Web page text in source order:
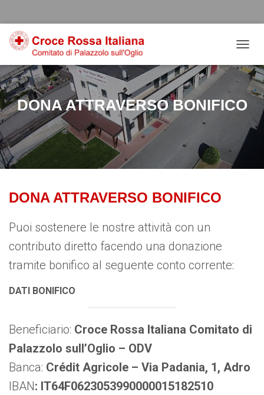
contenuto
navigazione
footer
DONA ATTRAVERSO BONIFICO
DONA ATTRAVERSO BONIFICO
Puoi sostenere le nostre attività con un
contributo diretto facendo una donazione
tramite bonifico al seguente conto corrente:
DATI BONIFICO
Beneficiario: Croce Rossa Italiana Comitato di
Palazzolo sull’Oglio – ODV
Banca: Crédit Agricole – Via Padania, 1, Adro
IBAN: IT64F0623053990000015182510